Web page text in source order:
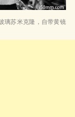
璃苏米克隆，自带黄镜